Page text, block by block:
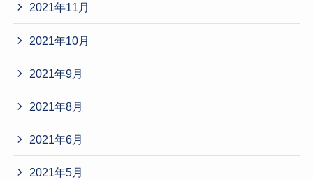
2021年11月
2021年10月
2021年9月
2021年8月
2021年6月
2021年5月